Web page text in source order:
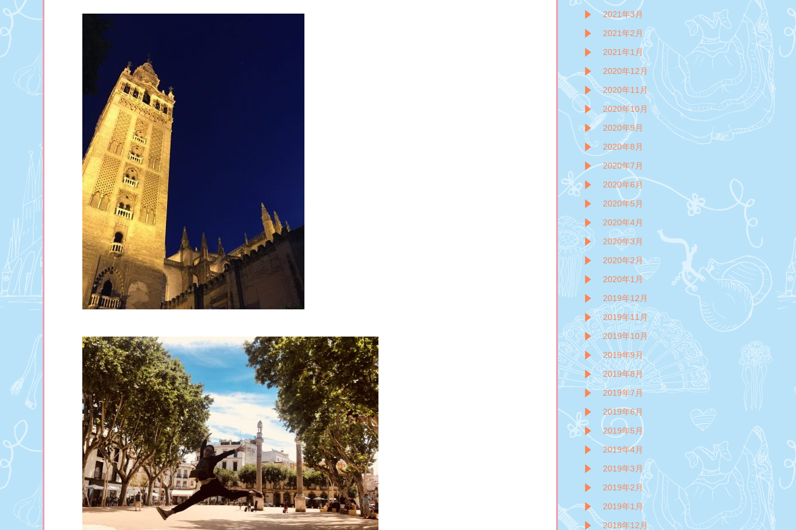
2021年3月
2021年2月
2021年1月
2020年12月
2020年11月
2020年10月
2020年9月
2020年8月
2020年7月
2020年6月
2020年5月
2020年4月
2020年3月
2020年2月
2020年1月
2019年12月
2019年11月
2019年10月
2019年9月
2019年8月
2019年7月
2019年6月
2019年5月
2019年4月
2019年3月
2019年2月
2019年1月
2018年12月